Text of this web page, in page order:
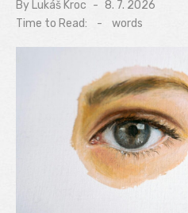
By Lukáš Kroc
Posted
on
8. 7. 2026
Time to Read:
- words